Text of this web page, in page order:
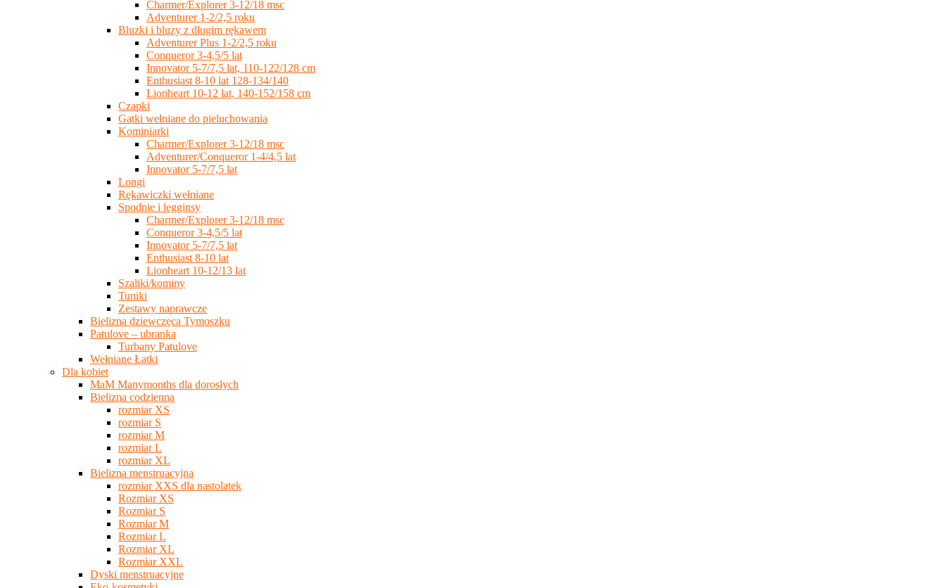
Charmer/Explorer 3-12/18 msc
Adventurer 1-2/2,5 roku
Bluzki i bluzy z długim rękawem
Adventurer Plus 1-2/2,5 roku
Conqueror 3-4,5/5 lat
Innovator 5-7/7,5 lat, 110-122/128 cm
Enthusiast 8-10 lat 128-134/140
Lionheart 10-12 lat, 140-152/158 cm
Czapki
Gatki wełniane do pieluchowania
Kominiarki
Charmer/Explorer 3-12/18 msc
Adventurer/Conqueror 1-4/4,5 lat
Innovator 5-7/7,5 lat
Longi
Rękawiczki wełniane
Spodnie i legginsy
Charmer/Explorer 3-12/18 msc
Conqueror 3-4,5/5 lat
Innovator 5-7/7,5 lat
Enthusiast 8-10 lat
Lionheart 10-12/13 lat
Szaliki/kominy
Tuniki
Zestawy naprawcze
Bielizna dziewczęca Tymoszku
Patulove – ubranka
Turbany Patulove
Wełniane Łatki
Dla kobiet
MaM Manymonths dla dorosłych
Bielizna codzienna
rozmiar XS
rozmiar S
rozmiar M
rozmiar L
rozmiar XL
Bielizna menstruacyjna
rozmiar XXS dla nastolatek
Rozmiar XS
Rozmiar S
Rozmiar M
Rozmiar L
Rozmiar XL
Rozmiar XXL
Dyski menstruacyjne